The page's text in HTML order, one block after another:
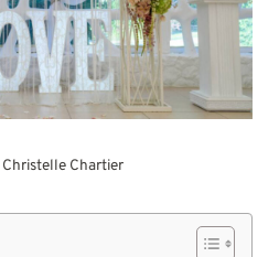
Christelle Chartier